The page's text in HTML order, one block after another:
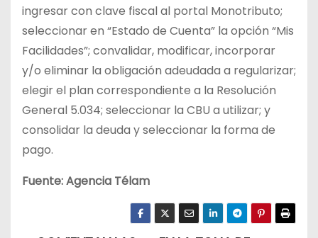
ingresar con clave fiscal al portal Monotributo;
seleccionar en “Estado de Cuenta” la opción “Mis
Facilidades”; convalidar, modificar, incorporar
y/o eliminar la obligación adeudada a regularizar;
elegir el plan correspondiente a la Resolución
General 5.034; seleccionar la CBU a utilizar; y
consolidar la deuda y seleccionar la forma de
pago.
Fuente: Agencia Télam